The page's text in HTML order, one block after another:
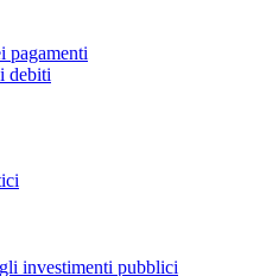
pagamenti
debiti
investimenti pubblici